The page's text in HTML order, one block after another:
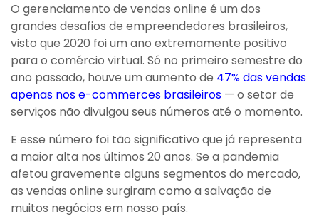
O gerenciamento de vendas online é um dos
grandes desafios de empreendedores brasileiros,
visto que 2020 foi um ano extremamente positivo
para o comércio virtual. Só no primeiro semestre do
ano passado, houve um aumento de 47% das vendas
apenas nos e-commerces brasileiros — o setor de
serviços não divulgou seus números até o momento.
E esse número foi tão significativo que já representa
a maior alta nos últimos 20 anos. Se a pandemia
afetou gravemente alguns segmentos do mercado,
as vendas online surgiram como a salvação de
muitos negócios em nosso país.